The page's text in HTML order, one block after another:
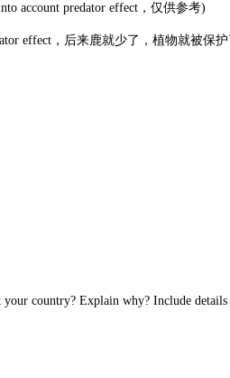
account predator effect，仅供参考)
effect，后来鹿就少了，植物就被保
country? Explain why? Include details